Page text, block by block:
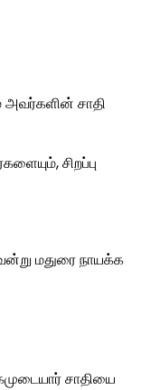
அவர்களின் சாதி
சிறப்பு
மதுரை நாயக்க
சாதியை